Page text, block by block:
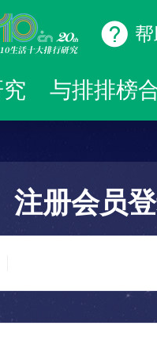
与排排榜
注册会员